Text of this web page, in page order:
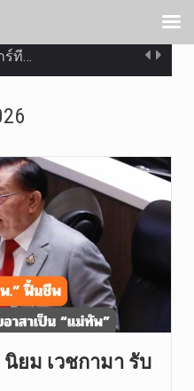
ที…
นที…
จเกี…
ส…
เกศ …
ะกาศใ…
ยม เวชกามา รับ